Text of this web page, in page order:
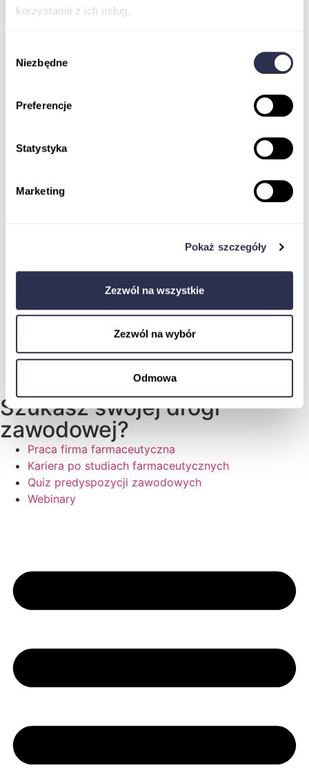
korzystania z ich usług.
zgody
Niezbędne
Preferencje
Statystyka
Marketing
Pokaż szczegóły
Zezwól na wszystkie
Zezwól na wybór
Odmowa
Ustawa o badaniach klinicznych
Koordynator badań klinicznych
Jak dostać pracę w badaniach klinicznych EBOOK
Zmiany porejestracyjne w dokumentacji produktów
Specjalista ds. Pharmacovigilance
Plan Zarządzania Ryzykiem (RMP)
Tworzenie treści medycznych zgodnie z Medycyną
Market Access Manager
Jak stworzyć idealne CV
Twój idealny profil na LinkedIn
Szukasz swojej drogi
zawodowej?
Praca firma farmaceutyczna
Kariera po studiach farmaceutycznych
Quiz predyspozycji zawodowych
Webinary